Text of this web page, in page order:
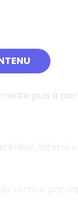
puis à